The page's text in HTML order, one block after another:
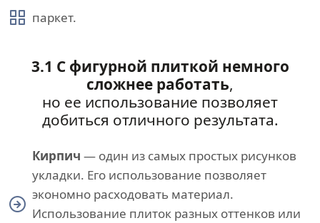
паркет.
3.1 С фигурной плиткой немного
сложнее работать,
но ее использование позволяет
добиться отличного результата.
Кирпич — один из самых простых рисунков
укладки. Его использование позволяет
экономно расходовать материал.
Использование плиток разных оттенков или